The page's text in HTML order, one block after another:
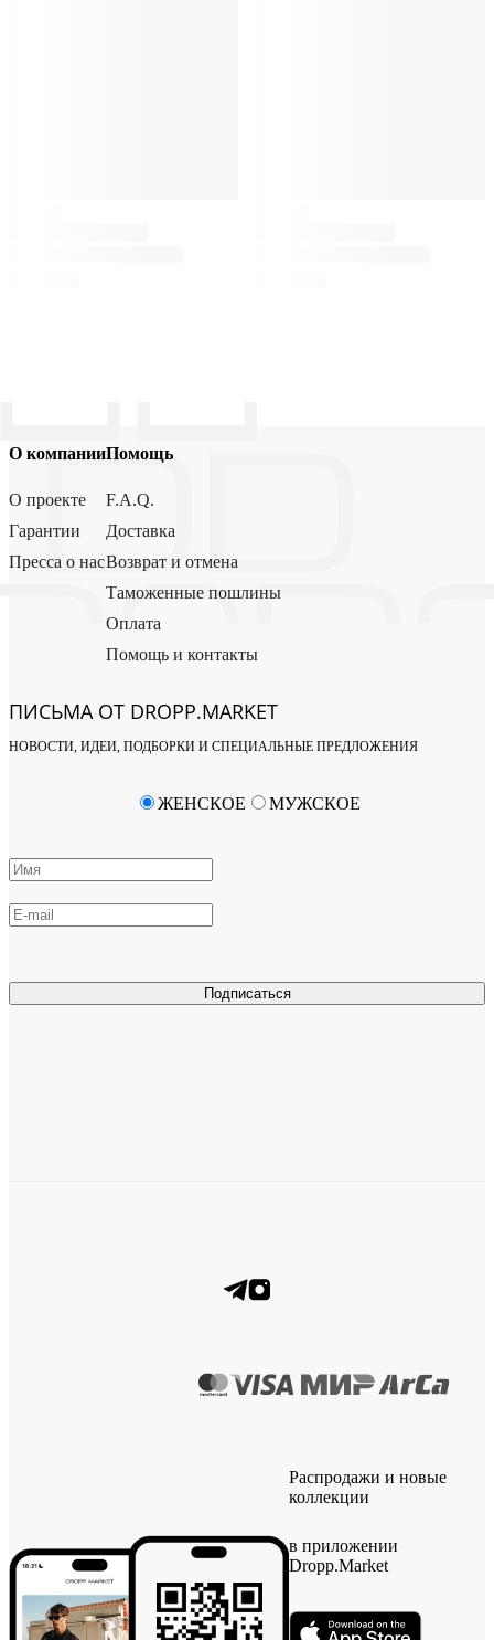
О компании
О проекте
Гарантии
Пресса о нас
Помощь
F.A.Q.
Доставка
Возврат и отмена
Таможенные пошлины
Оплата
Помощь и контакты
ПИСЬМА ОТ DROPP.MARKET
НОВОСТИ, ИДЕИ, ПОДБОРКИ И СПЕЦИАЛЬНЫЕ ПРЕДЛОЖЕНИЯ
Подписаться
ЖЕНСКОЕ МУЖСКОЕ
Распродажи и новые
коллекции
в приложении
Dropp.Market